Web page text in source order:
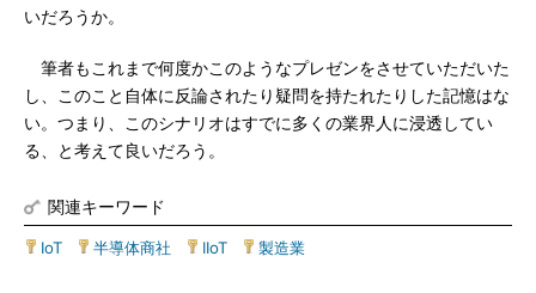
いだろうか。
筆者もこれまで何度かこのようなプレゼンをさせていただいた
し、このこと自体に反論されたり疑問を持たれたりした記憶はな
い。つまり、このシナリオはすでに多くの業界人に浸透してい
る、と考えて良いだろう。
関連キーワード
IoT 半導体商社 IIoT 製造業